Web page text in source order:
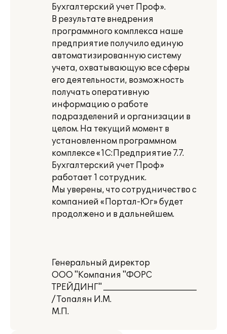
Бухгалтерский учет Проф».
В результате внедрения
программного комплекса наше
предприятие получило единую
автоматизированную систему
учета, охватывающую все сферы
его деятельности, возможность
получать оперативную
информацию о работе
подразделений и организации в
целом. На текущий момент в
установленном программном
комплексе «1С:Предприятие 7.7.
Бухгалтерский учет Проф»
работает 1 сотрудник.
Мы уверены, что сотрудничество с
компанией «Портал-Юг» будет
продолжено и в дальнейшем.
Генеральный директор
ООО "Компания "ФОРС
ТРЕЙДИНГ" _______________________
/ Топалян И.М.
М.П.